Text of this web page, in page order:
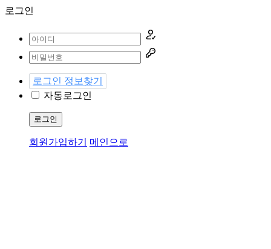
로그인
로그인 정보찾기
자동로그인
로그인
회원가입하기 메인으로